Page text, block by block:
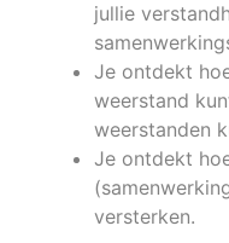
jullie
Je ontdekt
weerstand
weerstanden
Je ontdekt
versterken.